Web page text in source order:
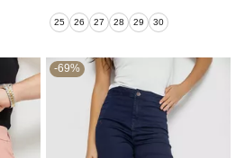
25 26 27 28 29 30
-69%